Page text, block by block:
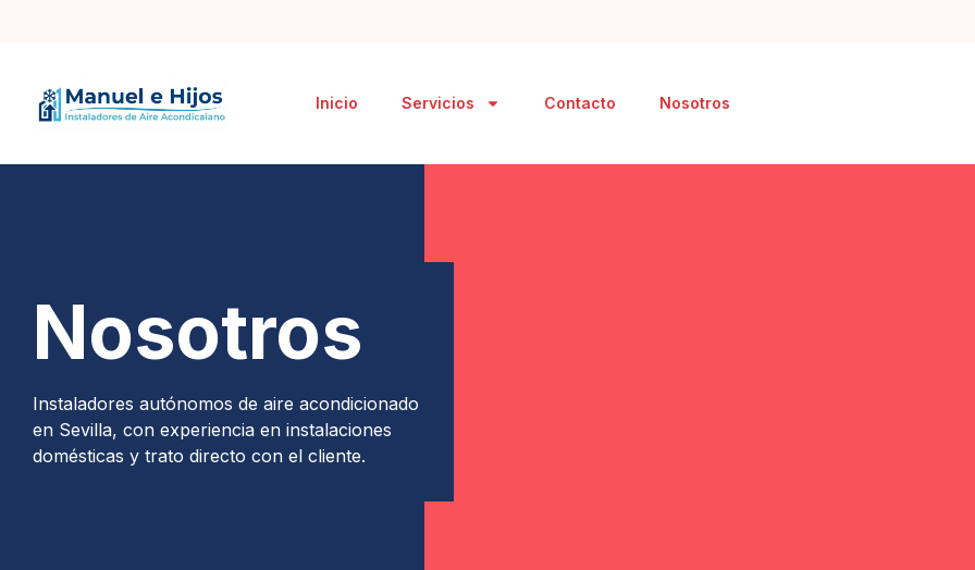
Inicio Servicios Contacto Nosotros
Nosotros
Instaladores autónomos de aire acondicionado
en Sevilla, con experiencia en instalaciones
domésticas y trato directo con el cliente.